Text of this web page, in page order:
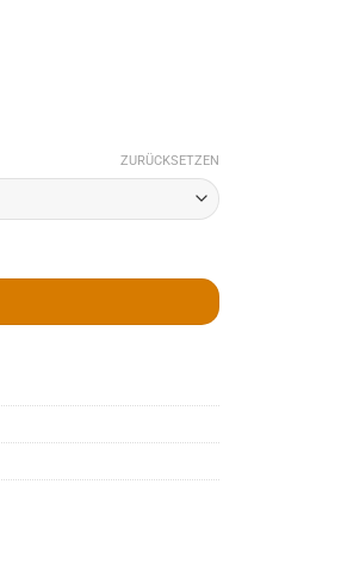
ZURÜCKSETZEN